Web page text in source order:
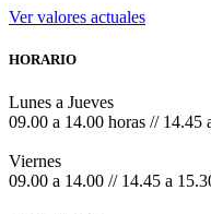
Ver valores actuales
HORARIO
Lunes a Jueves
09.00 a 14.00 horas // 14.45
Viernes
09.00 a 14.00 // 14.45 a